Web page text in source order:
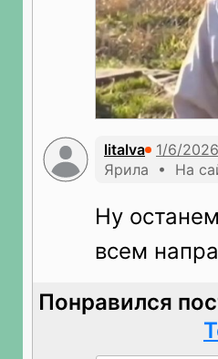
litalva
Ярила • На
Ну
всем
Понравился